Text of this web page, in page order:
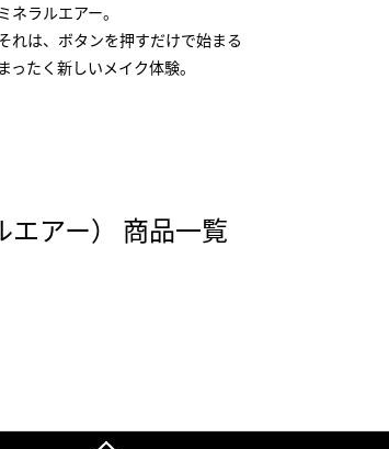
ミネラルエアー。
れは、ボタンを押すだけで始まる
まったく新しいメイク体験。
エアー） 商品一覧